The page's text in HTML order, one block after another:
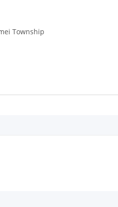
Township